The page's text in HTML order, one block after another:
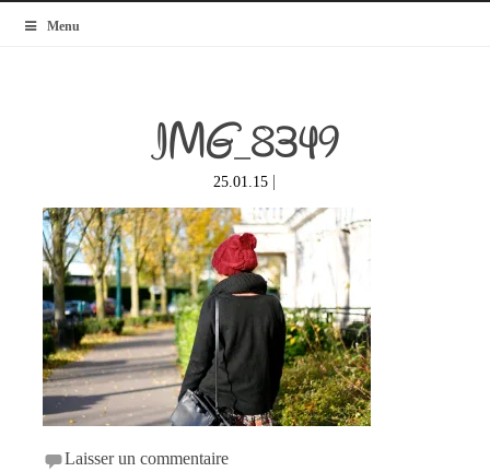
Menu
MyBlogMode
IMG_8349
25.01.15 |
Laisser un commentaire